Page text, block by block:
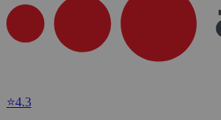
⭐4.3